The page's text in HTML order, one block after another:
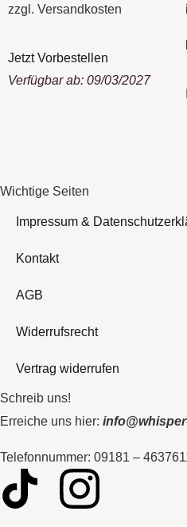
zzgl. Versandkosten
Jetzt Vorbestellen
Verfügbar ab: 09/03/2027
Wichtige Seiten
Impressum &
Kontakt
AGB
Widerrufsrecht
Vertrag widerrufen
Schreib uns!
Erreiche uns hier:
Telefonnummer: 09181 –